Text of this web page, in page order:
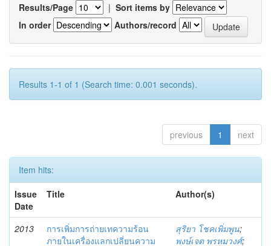
Results/Page | Sort items by
In order
Authors/record
Results 1-1 of 1 (Search time: 0.001 seconds).
previous 1 next
Item hits:
Issue
Date
Title Author(s)
2013
การเพิ่มการถ่ายเทความร้อน
ภายในเครื่องแลกเปลี่ยนความ
สุริยา โชคเพิ่มพูน;
พงษ์เจต พรหมวงศ์;